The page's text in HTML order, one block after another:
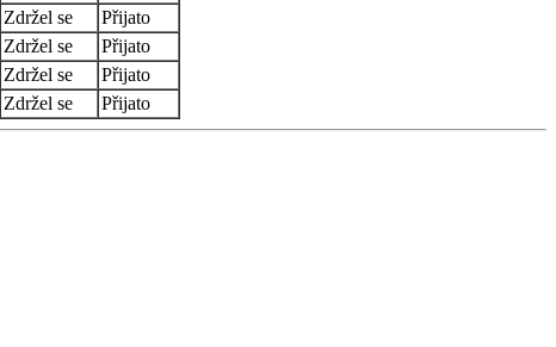
Zdržel se
Přijato
Zdržel se
Přijato
Zdržel se
Přijato
Zdržel se Přijato